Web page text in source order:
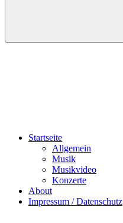
Startseite
Allgemein
Musik
Musikvideo
Konzerte
About
Impressum / Datenschutz